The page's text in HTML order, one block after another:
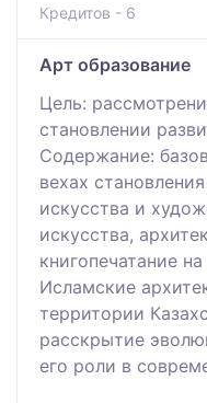
Кредитов - 6
Арт образование
Цель:
становлении
Содержание:
вехах
искусства и
искусства,
книгопечатание
Исламские
территории
расскрытие
его роли в